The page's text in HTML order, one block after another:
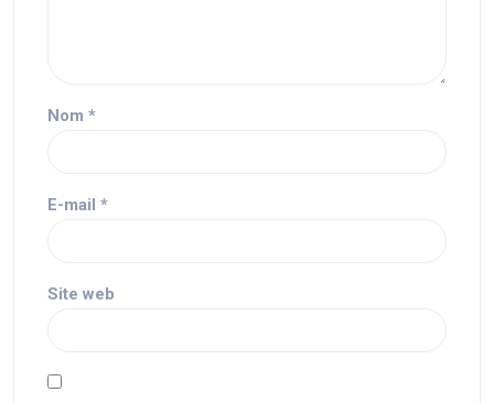
Nom *
E-mail *
Site web